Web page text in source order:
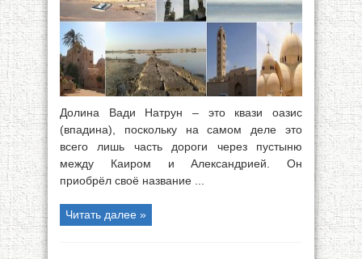
Долина Вади Натрун – это квази оазис
(впадина), поскольку на самом деле это
всего лишь часть дороги через пустыню
между Каиром и Александрией. Он
приобрёл своё название ...
Читать далее »